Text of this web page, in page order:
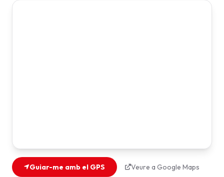
Guiar-me amb el GPS Veure a Google Maps